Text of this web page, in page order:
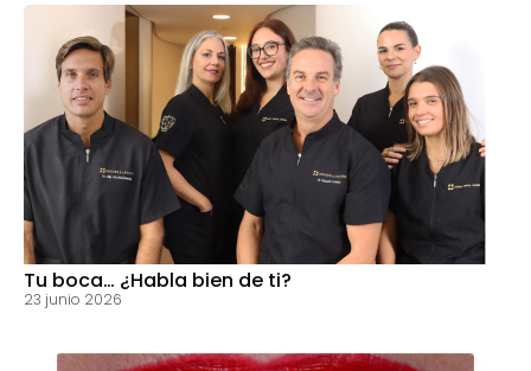
Tu boca… ¿Habla bien de ti?
23 junio 2026